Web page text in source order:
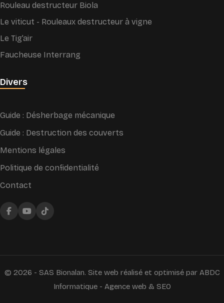
Rouleau destructeur Biola
Le viticut - Rouleaux destructeur à vigne
Le Tig’air
Faucheuse Interrang
Divers
Guide : Désherbage mécanique
Guide : Destruction des couverts
Mentions légales
Politique de confidentialité
Contact
© 2026 - SAS Bionalan. Site web réalisé et optimisé par ABDC
Informatique - Agence web & SEO